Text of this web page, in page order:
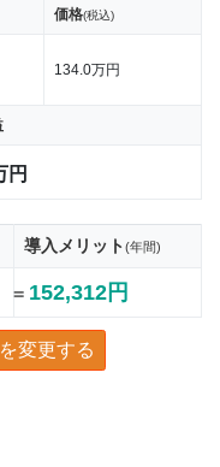
価格(税込)
134.0万円
円
導入メリット(年間)
= 152,312円
変更する